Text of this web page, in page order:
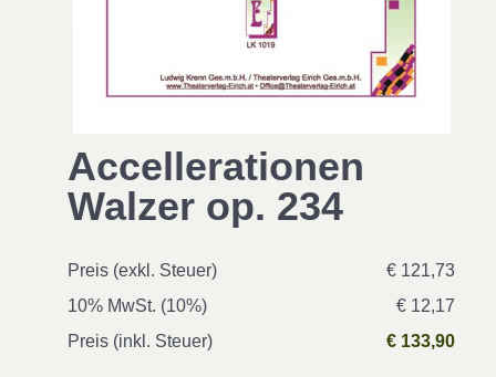
Accellerationen
Walzer op. 234
Preis (exkl. Steuer)
€ 121,73
10% MwSt. (10%)
€ 12,17
Preis (inkl. Steuer)
€ 133,90